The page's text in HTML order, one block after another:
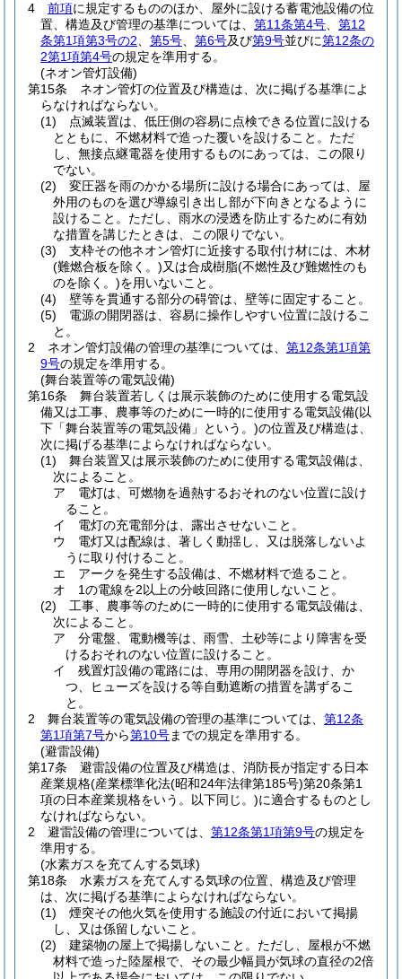
4
前項に規定するもののほか、屋外に設ける蓄電池設備の位
置、構造及び管理の基準については、 第11条第4号
第12
条第1項第3号の2
第5号 第6号及び第9号並びに第12条の
2第1項第4号の規定を準用する。
(ネオン管灯設備)
第15条
ネオン管灯の位置及び構造は、次に掲げる基準によ
らなければならない。
(1)
点滅装置は、低圧側の容易に点検できる位置に設ける
とともに、不燃材料で造った覆いを設けること。 ただ
し、無接点継電器を使用するものにあっては、この限り
でない。
(2)
変圧器を雨のかかる場所に設ける場合にあっては、屋
外用のものを選び導線引き出し部が下向きとなるように
設けること。 ただし、雨水の浸透を防止するために有効
な措置を講じたときは、この限りでない。
(3)
支枠その他ネオン管灯に近接する取付け材には、木材
(難燃合板を除く。)又は合成樹脂(不燃性及び難燃性のも
のを除く。)を用いないこと。
(4)
壁等を貫通する部分の碍管は、壁等に固定すること。
(5)
電源の開閉器は、容易に操作しやすい位置に設けるこ
と。
2
ネオン管灯設備の管理の基準については、 第12条第1項第
9号の規定を準用する。
(舞台装置等の電気設備)
第16条
舞台装置若しくは展示装飾のために使用する電気設
備又は工事、農事等のために一時的に使用する電気設備(以
下「舞台装置等の電気設備」という。)の位置及び構造は、
次に掲げる基準によらなければならない。
(1)
舞台装置又は展示装飾のために使用する電気設備は、
次によること。
ア
電灯は、可燃物を過熱するおそれのない位置に設け
ること。
イ
電灯の充電部分は、露出させないこと。
ウ
電灯又は配線は、著しく動揺し、又は脱落しないよ
うに取り付けること。
エ
アークを発生する設備は、不燃材料で造ること。
オ
1の電線を2以上の分岐回路に使用しないこと。
(2)
工事、農事等のために一時的に使用する電気設備は、
次によること。
ア
分電盤、電動機等は、雨雪、土砂等により障害を受
けるおそれのない位置に設けること。
イ
残置灯設備の電路には、専用の開閉器を設け、か
つ、ヒューズを設ける等自動遮断の措置を講ずるこ
と。
2
舞台装置等の電気設備の管理の基準については、 第12条
第1項第7号から第10号までの規定を準用する。
(避雷設備)
第17条
避雷設備の位置及び構造は、消防長が指定する日本
産業規格(産業標準化法(昭和24年法律第185号)第20条第1
項の日本産業規格をいう。以下同じ。)に適合するものとし
なければならない。
2
避雷設備の管理については、 第12条第1項第9号の規定を
準用する。
(水素ガスを充てんする気球)
第18条
水素ガスを充てんする気球の位置、構造及び管理
は、次に掲げる基準によらなければならない。
(1)
煙突その他火気を使用する施設の付近において掲揚
し、又は係留しないこと。
(2)
建築物の屋上で掲揚しないこと。 ただし、屋根が不燃
材料で造った陸屋根で、その最少幅員が気球の直径の2倍